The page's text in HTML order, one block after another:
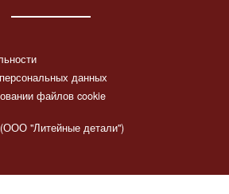
данных
файлов cookie
"Литейные детали")